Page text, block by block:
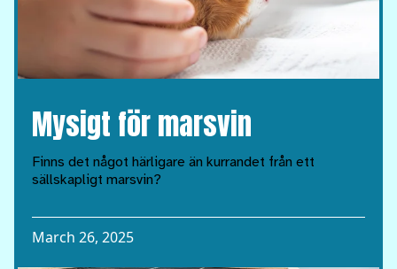
Mysigt för marsvin
Finns det något härligare än kurrandet från ett
sällskapligt marsvin?
March 26, 2025